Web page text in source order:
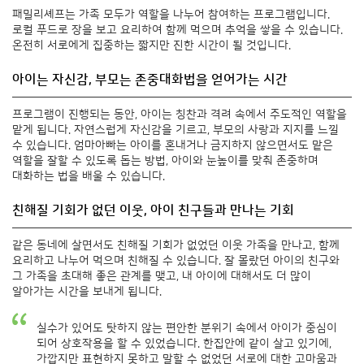
패밀리셰프는 가족 모두가 역할을 나누어 참여하는 프로그램입니다.
로컬 푸드로 장을 보고 요리하여 함께 먹으며 추억을 쌓을 수 있습니다.
온전히 서로에게 집중하는 짧지만 진한 시간이 될 것입니다.
아이는 자신감, 부모는 존중대화법을 얻어가는 시간
프로그램이 진행되는 동안, 아이는 칭찬과 격려 속에서 주도적인 역할을
맡게 됩니다. 자연스럽게 자신감을 기르고, 부모의 사랑과 지지를 느낄
수 있습니다. 엄마아빠는 아이를 혼내거나 금지하지 않으면서도 맡은
역할을 잘할 수 있도록 돕는 방법, 아이와 눈높이를 맞춰 존중하며
대화하는 법을 배울 수 있습니다.
친해질 기회가 없던 이웃, 아이 친구들과 만나는 기회
같은 동네에 살면서도 친해질 기회가 없었던 이웃 가족을 만나고, 함께
요리하고 나누어 먹으며 친해질 수 있습니다. 잘 몰랐던 아이의 친구와
그 가족을 초대해 좋은 관계를 맺고, 내 아이에 대해서도 더 많이
알아가는 시간을 보내게 됩니다.
실수가 있어도 탓하지 않는 편안한 분위기 속에서 아이가 중심이
되어 상호작용을 할 수 있었습니다. 한집안에 같이 살고 있기에,
가깝지만 표현하지 못하고 말할 수 없었던 서로에 대한 고마움과